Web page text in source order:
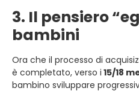
3. Il pensiero
bambini
Ora che il processo di
è completato, verso i 15/18
bambino sviluppare